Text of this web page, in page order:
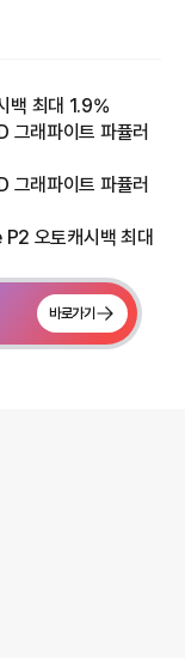
백 최대 1.9%
래파이트 파퓰러
래파이트 파퓰러
오토캐시백 최대
바로가기